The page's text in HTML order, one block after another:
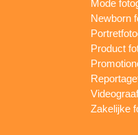
Mode
Newborn
Product
Videograaf
Zakelijke